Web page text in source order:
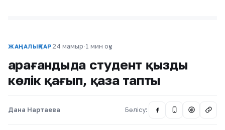
ЖАҢАЛЫҚТАР 24 мамыр·1 мин оқу
Қарағандыда студент қызды
көлік қағып, қаза тапты
Дана Нартаева Бөлісу: @